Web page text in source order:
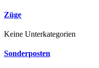
Züge
Keine Unterkategorien
Sonderposten